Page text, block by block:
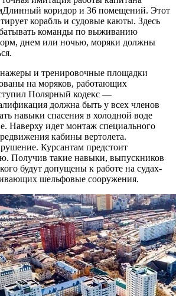
коридор и 36 помещений. Этот
корабль и судовые каюты. Здесь
команды по выживанию
днем или ночью, моряки должны
и тренировочные площадки
на моряков, работающих
Полярный кодекс —
должна быть у всех членов
навыки спасения в холодной воде
Наверху идет монтаж специального
кабины вертолета.
Курсантам предстоит
Получив такие навыки, выпускников
будут допущены к работе на судах-
шельфовые сооружения.